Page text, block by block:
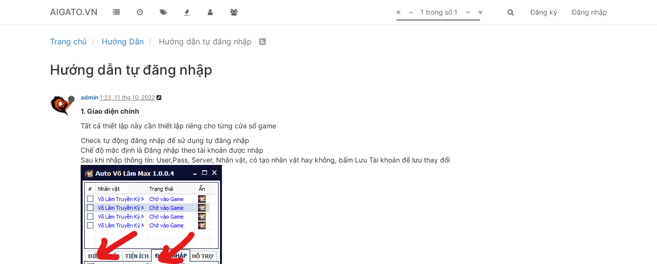
AIGATO.VN Đăng ký Đăng nhập
1 trong số 1
Trang chủ Hướng Dẫn Hướng dẫn tự đăng nhập
Hướng dẫn tự đăng nhập
admin 1:23, 11 thg 10, 2022
1. Giao diện chính
Tất cả thiết lập này cần thiết lập riêng cho từng cửa sổ game
Check tự động đăng nhập để sử dụng tự đăng nhập
Chế độ mặc định là Đăng nhập theo tài khoản được nhập
Sau khi nhập thông tin: User,Pass, Server, Nhân vật, có tạo nhân vật hay không, bấm Lưu Tài khoản để lưu thay đổi